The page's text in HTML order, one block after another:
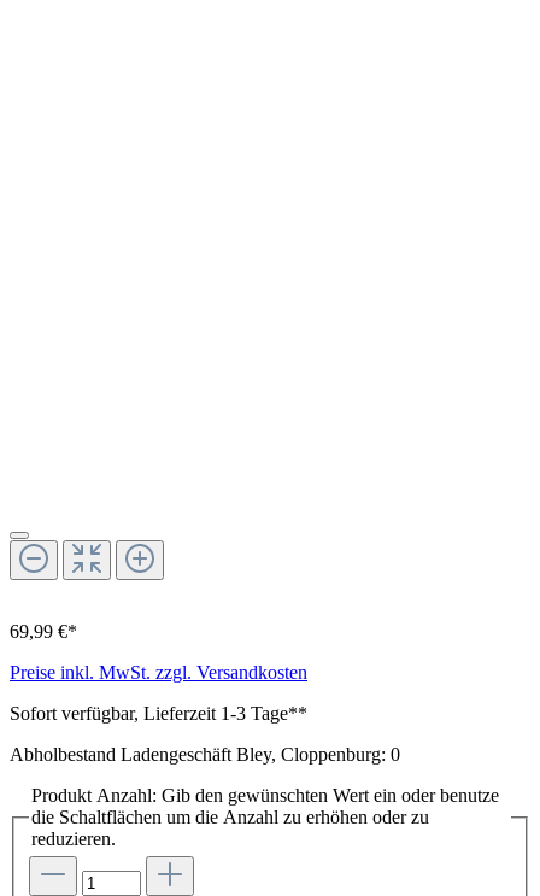
69,99 €*
Preise inkl. MwSt. zzgl. Versandkosten
Sofort verfügbar, Lieferzeit 1-3 Tage**
Abholbestand Ladengeschäft Bley, Cloppenburg: 0
Produkt Anzahl: Gib den gewünschten Wert ein oder benutze
die Schaltflächen um die Anzahl zu erhöhen oder zu
reduzieren.